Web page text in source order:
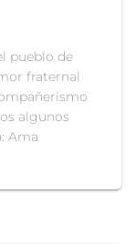
pueblo de
fraternal
algunos
Ama